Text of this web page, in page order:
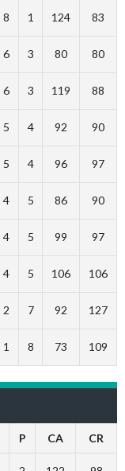
8 1 124 83
6 3 80 80
6 3 119 88
5 4 92 90
5 4 96 97
4 5 86 90
4 5 99 97
4 5 106 106
2 7 92 127
1 8 73 109
P CA CR